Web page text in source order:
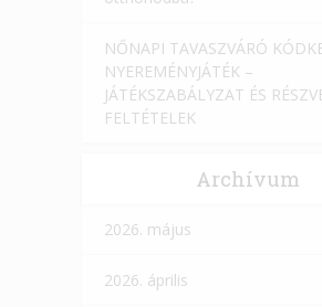
NŐNAPI TAVASZVÁRÓ
NYEREMÉNYJÁTÉK –
JÁTÉKSZABÁLYZAT ÉS
FELTÉTELEK
Archívum
2026. május
2026. április